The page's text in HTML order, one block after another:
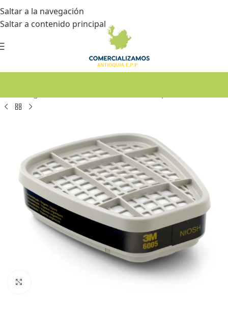
Saltar a la navegación
Saltar a contenido principal